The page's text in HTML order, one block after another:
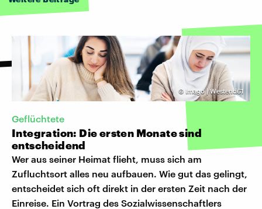
© Imago | Westend61
Geflüchtete
Integration: Die ersten Monate sind
entscheidend
Wer aus seiner Heimat flieht, muss sich am
Zufluchtsort alles neu aufbauen. Wie gut das gelingt,
entscheidet sich oft direkt in der ersten Zeit nach der
Einreise. Ein Vortrag des Sozialwissenschaftlers